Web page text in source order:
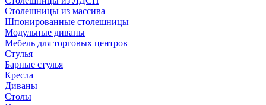
Столешницы из массива
Шпонированные столешницы
Модульные диваны
Мебель для торговых центров
Стулья
Барные стулья
Кресла
Диваны
Столы